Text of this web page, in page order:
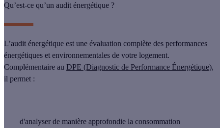
Qu’est-ce qu’un audit énergétique ?
L’audit énergétique est une évaluation complète des performances
énergétiques et environnementales de votre logement.
Complémentaire au DPE (Diagnostic de Performance Énergétique),
il permet :
d'analyser de manière approfondie la consommation